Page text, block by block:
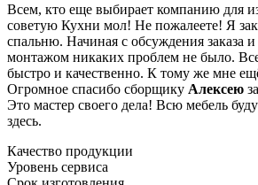
Всем, кто еще выбирает компанию для
советую Кухни мол! Не пожалеете! Я
спальню. Начиная с обсуждения заказа и
монтажом никаких проблем не было.
быстро и качественно. К тому же мне
Огромное спасибо сборщику Алексею
Это мастер своего дела! Всю мебель буду
здесь.
Качество продукции
Уровень сервиса